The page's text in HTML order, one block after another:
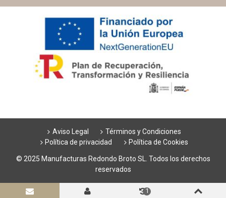
Aviso Legal
Términos y Condiciones
Política de privacidad
Política de Cookies
© 2025 Manufacturas Redondo Broto SL. Todos los derechos
reservados
1